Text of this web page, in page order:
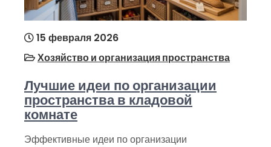
15 февраля 2026
Хозяйство и организация пространства
Лучшие идеи по организации
пространства в кладовой
комнате
Эффективные идеи по организации